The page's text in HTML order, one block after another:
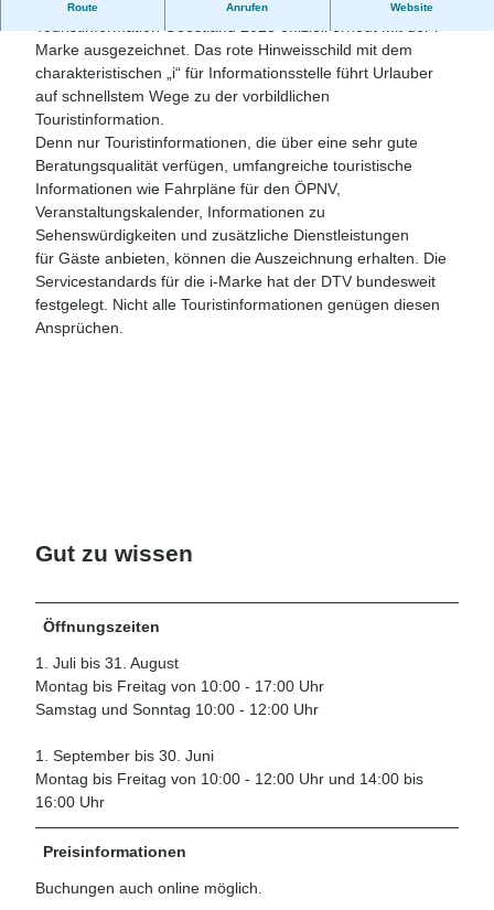
Route Anrufen Website
Der Deutsche Tourismusverband (DTV) hat die
Touristinformation Geestland 2023 offiziell erneut mit der i-
Marke ausgezeichnet. Das rote Hinweisschild mit dem
charakteristischen „i“ für Informationsstelle führt Urlauber
auf schnellstem Wege zu der vorbildlichen
Touristinformation.
Denn nur Touristinformationen, die über eine sehr gute
Beratungsqualität verfügen, umfangreiche touristische
Informationen wie Fahrpläne für den ÖPNV,
Veranstaltungskalender, Informationen zu
Sehenswürdigkeiten und zusätzliche Dienstleistungen
für Gäste anbieten, können die Auszeichnung erhalten. Die
Servicestandards für die i-Marke hat der DTV bundesweit
festgelegt. Nicht alle Touristinformationen genügen diesen
Ansprüchen.
Gut zu wissen
Öffnungszeiten
1. Juli bis 31. August
Montag bis Freitag von 10:00 - 17:00 Uhr
Samstag und Sonntag 10:00 - 12:00 Uhr
1. September bis 30. Juni
Montag bis Freitag von 10:00 - 12:00 Uhr und 14:00 bis
16:00 Uhr
Preisinformationen
Buchungen auch online möglich.